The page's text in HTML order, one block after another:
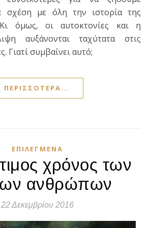
σχέση με όλη την ιστορία της
όμως, οι αυτοκτονίες και η
αυξάνονται ταχύτατα στις
Γιατί συμβαίνει αυτό;
ΠΕΡΙΣΣΌΤΕΡΑ...
ΕΠΙΛΕΓΜΈΝΑ
χρόνος των
ανθρώπων
22 Δεκεμβρίου 2016